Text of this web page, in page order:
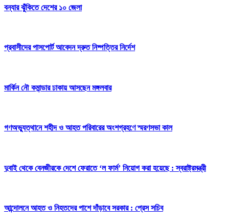
বন্যার ঝুঁকিতে দেশের ১০ জেলা
প্রবাসীদের পাসপোর্ট আবেদন দ্রুত নিষ্পত্তির নির্দেশ
মার্কিন নৌ কমান্ডার ঢাকায় আসছেন মঙ্গলবার
গণঅভ্যুত্থানে শহীদ ও আহত পরিবারের অংশগ্রহণে স্মরণসভা কাল
দুবাই থেকে বেনজীরকে দেশে ফেরাতে ‘ল ফার্ম’ নিয়োগ করা হয়েছে : স্বরাষ্ট্রমন্ত্রী
আন্দোলনে আহত ও নিহতদের পাশে দাঁড়াবে সরকার : প্রেস সচিব